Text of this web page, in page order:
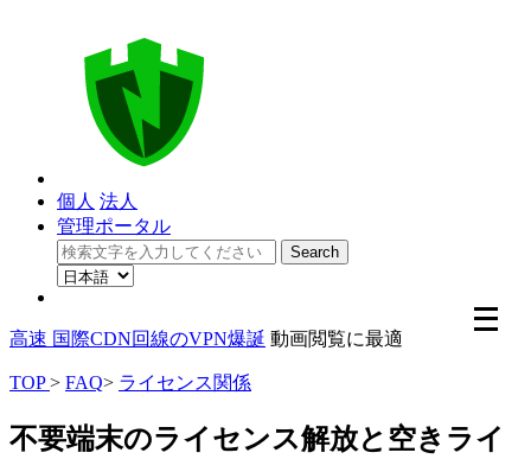
個人 法人
管理ポータル
メ
ニ
開
高速 国際CDN回線のVPN爆誕 動画閲覧に最適
TOP> FAQ> ライセンス関係
不要端末のライセンス解放と空きライ